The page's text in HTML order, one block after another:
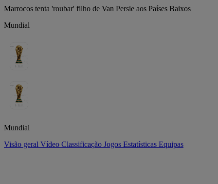
Marrocos tenta 'roubar' filho de Van Persie aos Países Baixos
Mundial
Mundial
Visão geral Vídeo Classificação Jogos Estatísticas Equipas